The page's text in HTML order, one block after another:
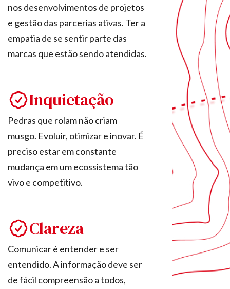
nos desenvolvimentos de projetos
e gestão das parcerias ativas. Ter a
empatia de se sentir parte das
marcas que estão sendo atendidas.
Inquietação
Pedras que rolam não criam
musgo. Evoluir, otimizar e inovar. É
preciso estar em constante
mudança em um ecossistema tão
vivo e competitivo.
Clareza
Comunicar é entender e ser
entendido. A informação deve ser
de fácil compreensão a todos,